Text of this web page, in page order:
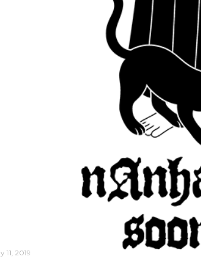
11, 2019